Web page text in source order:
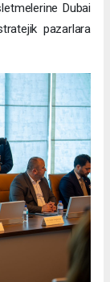
Dubai
pazarlara